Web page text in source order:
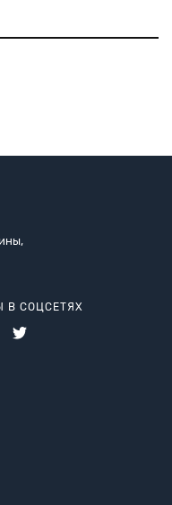
футболист
участие в
В СОЦСЕТЯХ